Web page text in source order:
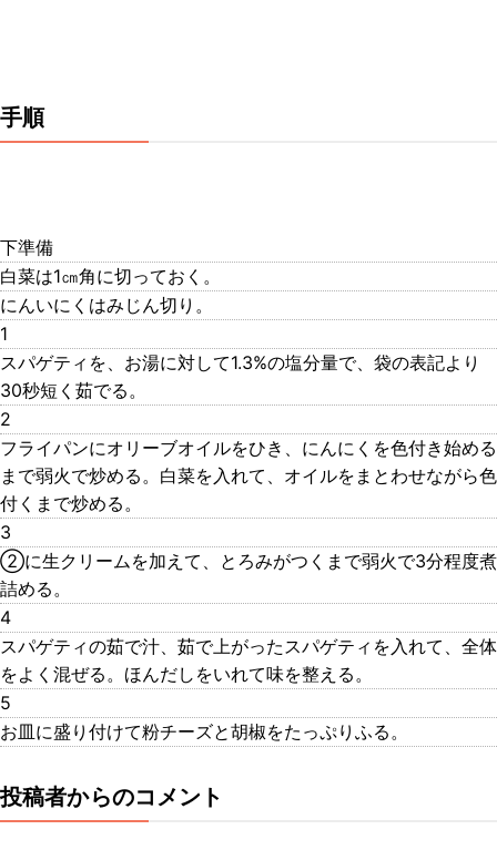
手順
下準備
白菜は1㎝角に切っておく。
にんいにくはみじん切り。
1
スパゲティを、お湯に対して1.3%の塩分量で、袋の表記より
30秒短く茹でる。
2
フライパンにオリーブオイルをひき、にんにくを色付き始める
まで弱火で炒める。白菜を入れて、オイルをまとわせながら色
付くまで炒める。
3
②に生クリームを加えて、とろみがつくまで弱火で3分程度煮
詰める。
4
スパゲティの茹で汁、茹で上がったスパゲティを入れて、全体
をよく混ぜる。ほんだしをいれて味を整える。
5
お皿に盛り付けて粉チーズと胡椒をたっぷりふる。
投稿者からのコメント